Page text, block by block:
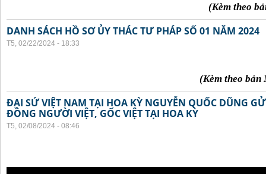
(Kèm theo
DANH SÁCH HỒ SƠ ỦY THÁC TƯ PHÁP SỐ 01 NĂM 2024
T5, 02/22/2024 - 18:33
(Kèm theo bản
ĐẠI SỨ VIỆT NAM TẠI HOA KỲ NGUYỄN QUỐC DŨNG
ĐỒNG NGƯỜI VIỆT, GỐC VIỆT TẠI HOA KỲ
T5, 02/08/2024 - 08:46